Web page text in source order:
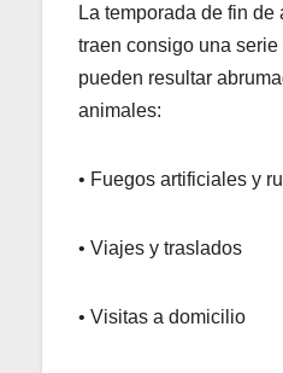
La temporada de fin
traen consigo una
pueden resultar
animales:
• Fuegos artificiales y
• Viajes y traslados
• Visitas a domicilio